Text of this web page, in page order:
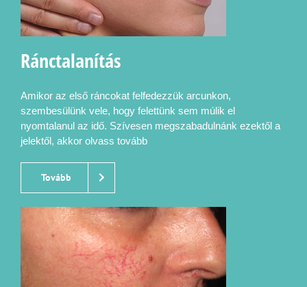
Ránctalanítás
Amikor az első ráncokat felfedezzük arcunkon,
szembesülünk vele, hogy felettünk sem múlik el
nyomtalanul az idő. Szívesen megszabadulnánk ezektől a
jelektől, akkor olvass tovább
Tovább